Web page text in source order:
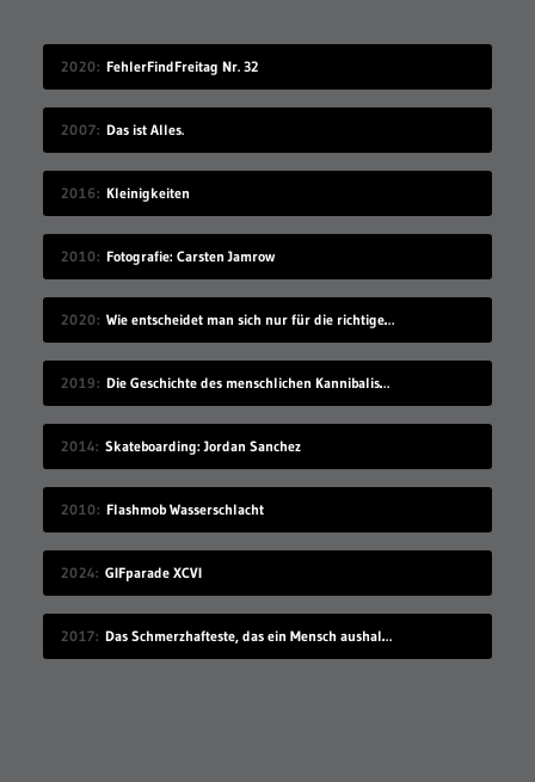
2020 FehlerFindFreitag Nr. 32
2007 Das ist Alles.
2016 Kleinigkeiten
2010 Fotografie: Carsten Jamrow
2020 Wie entscheidet man sich nur für die richtige Idee?
2019 Die Geschichte des menschlichen Kannibalismus
2014 Skateboarding: Jordan Sanchez
2010 Flashmob Wasserschlacht
2024 GIFparade XCVI
2017 Das Schmerzhafteste, das ein Mensch aushalten kann